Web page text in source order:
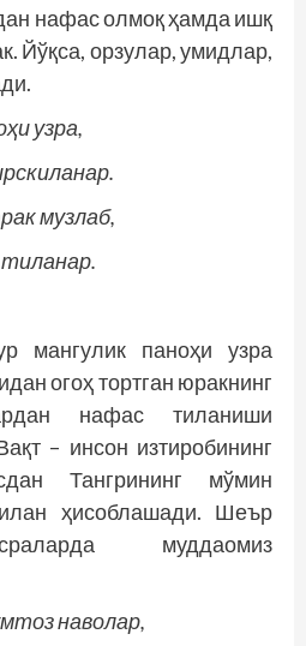
нафас олмоқ ҳамда ишқ
Йўқса, орзулар, умидлар,
узра,
музлаб,
мангулик паноҳи узра
огоҳ тортган юракнинг
нафас тиланиши
– инсон изтиробининг
Тангрининг мўмин
ҳисоблашади. Шеър
муддаомиз
наволар,